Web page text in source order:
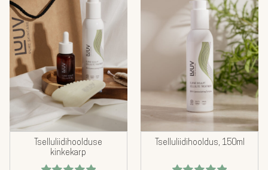
Tselluliidihoolduse
kinkekarp
Tselluliidihooldus, 150ml